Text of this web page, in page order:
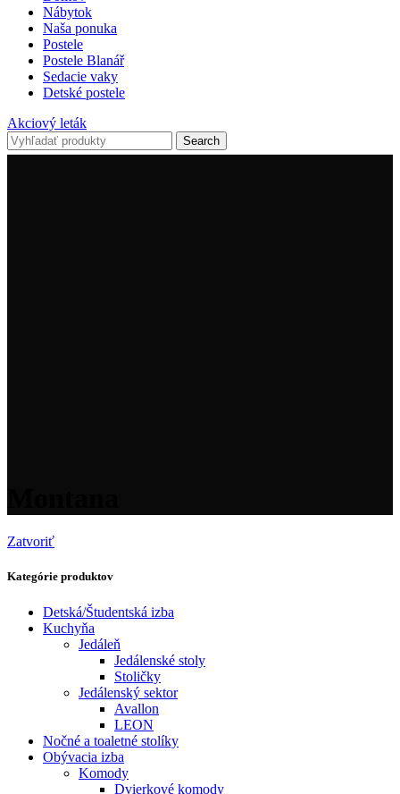
Nábytok
Naša ponuka
Postele
Postele Blanář
Sedacie vaky
Detské postele
Akciový leták
Search
Zatvoriť
Kategórie produktov
Detská/Študentská izba
Kuchyňa
Jedáleň
Jedálenské stoly
Stoličky
Jedálenský sektor
Avallon
LEON
Nočné a toaletné stolíky
Obývacia izba
Komody
Dvierkové komody